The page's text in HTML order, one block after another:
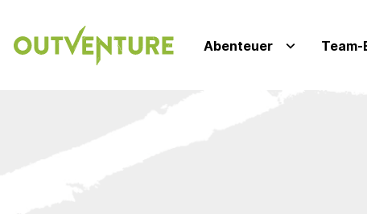
Abenteuer Team-